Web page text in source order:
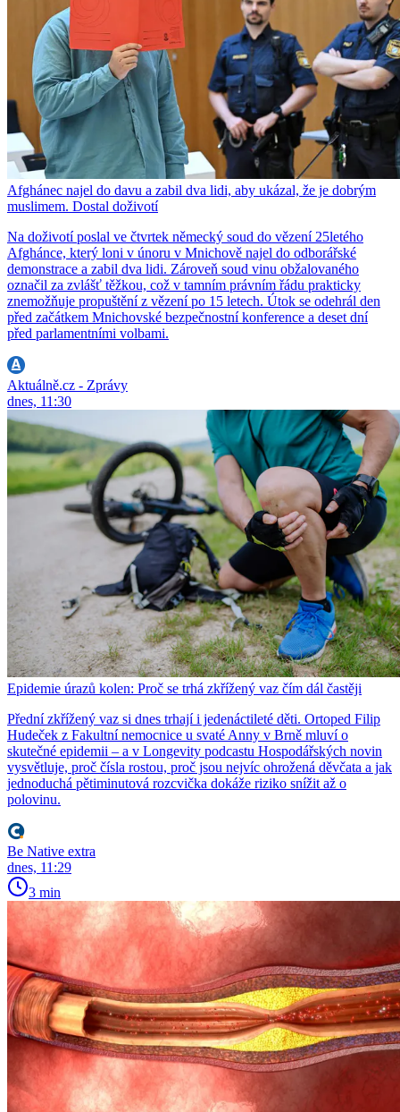
Afghánec najel do davu a zabil dva lidi, aby ukázal, že je dobrým
muslimem. Dostal doživotí
Na doživotí poslal ve čtvrtek německý soud do vězení 25letého
Afghánce, který loni v únoru v Mnichově najel do odborářské
demonstrace a zabil dva lidi. Zároveň soud vinu obžalovaného
označil za zvlášť těžkou, což v tamním právním řádu prakticky
znemožňuje propuštění z vězení po 15 letech. Útok se odehrál den
před začátkem Mnichovské bezpečnostní konference a deset dní
před parlamentními volbami.
Aktuálně.cz - Zprávy
dnes, 11:30
Epidemie úrazů kolen: Proč se trhá zkřížený vaz čím dál častěji
Přední zkřížený vaz si dnes trhají i jedenáctileté děti. Ortoped Filip
Hudeček z Fakultní nemocnice u svaté Anny v Brně mluví o
skutečné epidemii – a v Longevity podcastu Hospodářských novin
vysvětluje, proč čísla rostou, proč jsou nejvíc ohrožená děvčata a jak
jednoduchá pětiminutová rozcvička dokáže riziko snížit až o
polovinu.
Be Native extra
dnes, 11:29
3 min